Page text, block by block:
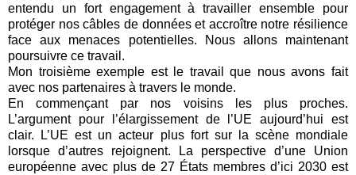
entendu un fort engagement à travailler ensemble pour
protéger nos câbles de données et accroître notre résilience
face aux menaces potentielles. Nous allons maintenant
poursuivre ce travail.
Mon troisième exemple est le travail que nous avons fait
avec nos partenaires à travers le monde.
En commençant par nos voisins les plus proches.
L’argument pour l’élargissement de l’UE aujourd’hui est
clair. L’UE est un acteur plus fort sur la scène mondiale
lorsque d’autres rejoignent. La perspective d’une Union
européenne avec plus de 27 États membres d’ici 2030 est